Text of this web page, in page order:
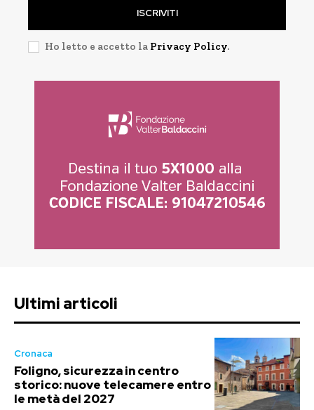
ISCRIVITI
Ho letto e accetto la Privacy Policy.
Ultimi articoli
Cronaca
Foligno, sicurezza in centro
storico: nuove telecamere entro
le metà del 2027